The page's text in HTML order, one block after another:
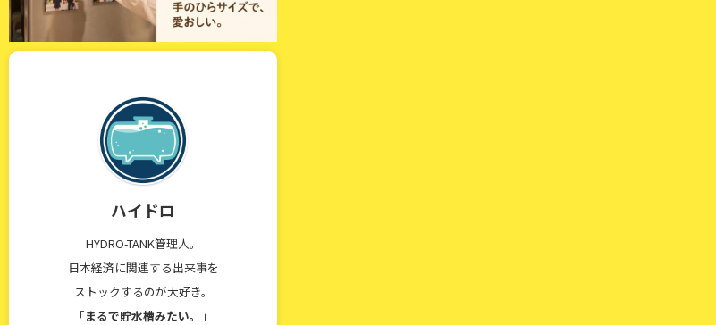
ハイドロ
HYDRO-TANK管理人。
日本経済に関連する出来事を
ストックするのが大好き。
「まるで貯水槽みたい。
」